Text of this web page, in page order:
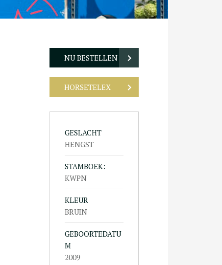
NU BESTELLEN
HORSETELEX
GESLACHT
HENGST
STAMBOEK:
KWPN
KLEUR
BRUIN
GEBOORTEDATU
M
2009